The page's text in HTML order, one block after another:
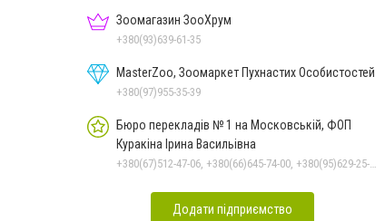
Зоомагазин ЗооХрум
+380(93)639-61-35
MasterZoo, Зоомаркет Пухнастих Особистостей
+380(97)955-35-39
Бюро перекладів № 1 на Московській, ФОП
Куракіна Ірина Васильівна
Додати підприємство